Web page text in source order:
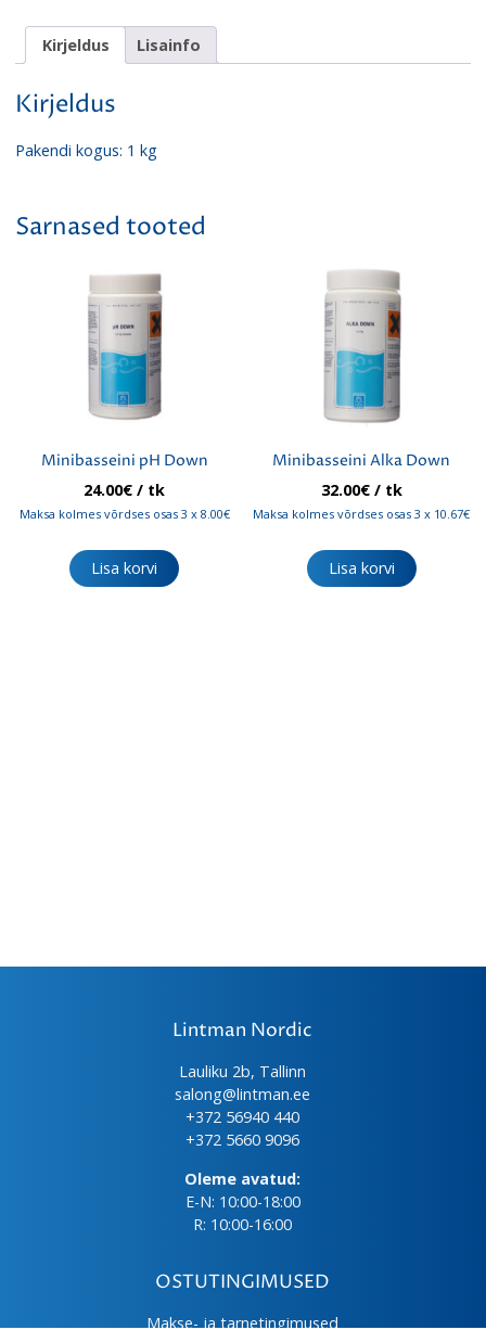
Kirjeldus Lisainfo
Kirjeldus
Pakendi kogus: 1 kg
Sarnased tooted
Minibasseini pH Down
24.00€ / tk
Maksa kolmes võrdses osas 3 x 8.00€
Lisa korvi
Minibasseini Alka Down
32.00€/ tk
Maksa kolmes võrdses osas 3 x 10.67€
Lisa korvi
Lintman Nordic
Lauliku 2b, Tallinn
salong@lintman.ee
+372 56940 440
+372 5660 9096
Oleme avatud:
E-N: 10:00-18:00
R: 10:00-16:00
OSTUTINGIMUSED
Makse- ja tarnetingimused